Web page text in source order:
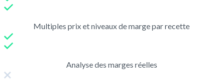
Multiples prix et niveaux de marge par recette
Analyse des marges réelles